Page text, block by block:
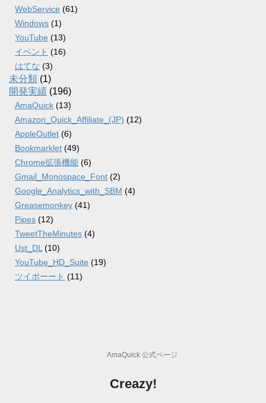
WebService (61)
Windows (1)
YouTube (13)
イベント (16)
はてな (3)
未分類 (1)
開発実績 (196)
AmaQuick (13)
Amazon_Quick_Affiliate_(JP) (12)
AppleOutlet (6)
Bookmarklet (49)
Chrome拡張機能 (6)
Gmail_Monospace_Font (2)
Google_Analytics_with_SBM (4)
Greasemonkey (41)
Pipes (12)
TweetTheMinutes (4)
Ust_DL (10)
YouTube_HD_Suite (19)
ツイポーート (11)
AmaQuick 公式ページ
Creazy!